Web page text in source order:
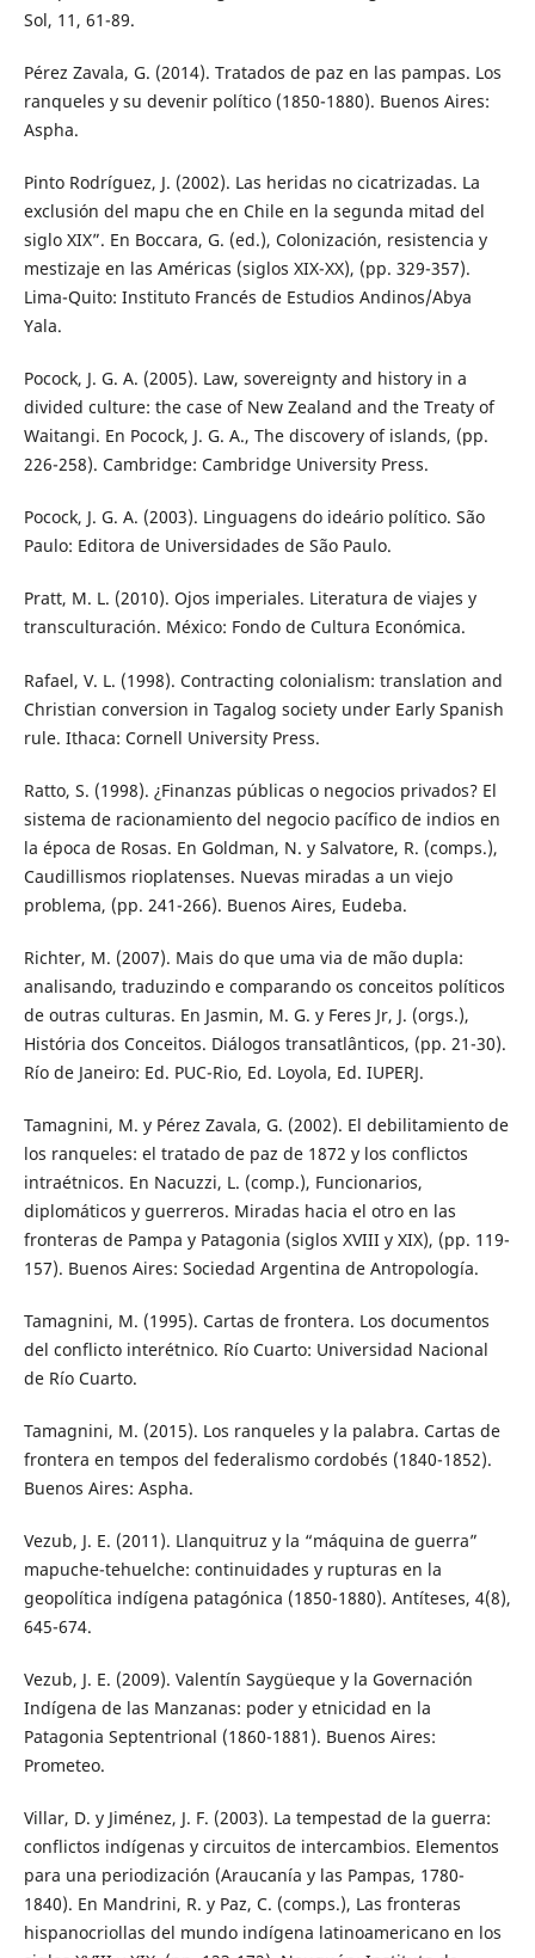
Sol, 11, 61-89.
Pérez Zavala, G. (2014). Tratados de paz en las pampas. Los
ranqueles y su devenir político (1850-1880). Buenos Aires:
Aspha.
Pinto Rodríguez, J. (2002). Las heridas no cicatrizadas. La
exclusión del mapu che en Chile en la segunda mitad del
siglo XIX”. En Boccara, G. (ed.), Colonización, resistencia y
mestizaje en las Américas (siglos XIX-XX), (pp. 329-357).
Lima-Quito: Instituto Francés de Estudios Andinos/Abya
Yala.
Pocock, J. G. A. (2005). Law, sovereignty and history in a
divided culture: the case of New Zealand and the Treaty of
Waitangi. En Pocock, J. G. A., The discovery of islands, (pp.
226-258). Cambridge: Cambridge University Press.
Pocock, J. G. A. (2003). Linguagens do ideário político. São
Paulo: Editora de Universidades de São Paulo.
Pratt, M. L. (2010). Ojos imperiales. Literatura de viajes y
transculturación. México: Fondo de Cultura Económica.
Rafael, V. L. (1998). Contracting colonialism: translation and
Christian conversion in Tagalog society under Early Spanish
rule. Ithaca: Cornell University Press.
Ratto, S. (1998). ¿Finanzas públicas o negocios privados? El
sistema de racionamiento del negocio pacífico de indios en
la época de Rosas. En Goldman, N. y Salvatore, R. (comps.),
Caudillismos rioplatenses. Nuevas miradas a un viejo
problema, (pp. 241-266). Buenos Aires, Eudeba.
Richter, M. (2007). Mais do que uma via de mão dupla:
analisando, traduzindo e comparando os conceitos políticos
de outras culturas. En Jasmin, M. G. y Feres Jr, J. (orgs.),
História dos Conceitos. Diálogos transatlânticos, (pp. 21-30).
Río de Janeiro: Ed. PUC-Rio, Ed. Loyola, Ed. IUPERJ.
Tamagnini, M. y Pérez Zavala, G. (2002). El debilitamiento de
los ranqueles: el tratado de paz de 1872 y los conflictos
intraétnicos. En Nacuzzi, L. (comp.), Funcionarios,
diplomáticos y guerreros. Miradas hacia el otro en las
fronteras de Pampa y Patagonia (siglos XVIII y XIX), (pp. 119-
157). Buenos Aires: Sociedad Argentina de Antropología.
Tamagnini, M. (1995). Cartas de frontera. Los documentos
del conflicto interétnico. Río Cuarto: Universidad Nacional
de Río Cuarto.
Tamagnini, M. (2015). Los ranqueles y la palabra. Cartas de
frontera en tempos del federalismo cordobés (1840-1852).
Buenos Aires: Aspha.
Vezub, J. E. (2011). Llanquitruz y la “máquina de guerra”
mapuche-tehuelche: continuidades y rupturas en la
geopolítica indígena patagónica (1850-1880). Antíteses, 4(8),
645-674.
Vezub, J. E. (2009). Valentín Saygüeque y la Governación
Indígena de las Manzanas: poder y etnicidad en la
Patagonia Septentrional (1860-1881). Buenos Aires:
Prometeo.
Villar, D. y Jiménez, J. F. (2003). La tempestad de la guerra:
conflictos indígenas y circuitos de intercambios. Elementos
para una periodización (Araucanía y las Pampas, 1780-
1840). En Mandrini, R. y Paz, C. (comps.), Las fronteras
hispanocriollas del mundo indígena latinoamericano en los